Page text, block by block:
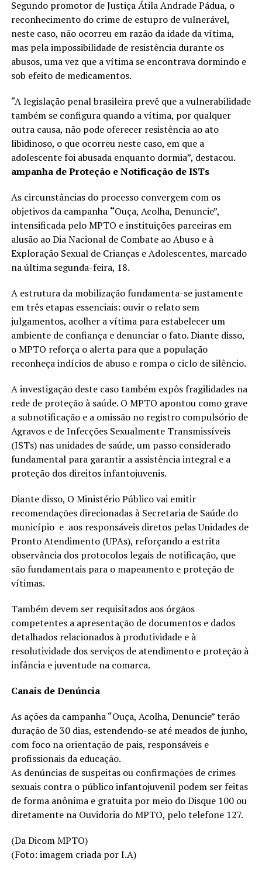
Segundo promotor de Justiça Átila Andrade Pádua, o
reconhecimento do crime de estupro de vulnerável,
neste caso, não ocorreu em razão da idade da vítima,
mas pela impossibilidade de resistência durante os
abusos, uma vez que a vítima se encontrava dormindo e
sob efeito de medicamentos.
“A legislação penal brasileira prevê que a vulnerabilidade
também se configura quando a vítima, por qualquer
outra causa, não pode oferecer resistência ao ato
libidinoso, o que ocorreu neste caso, em que a
adolescente foi abusada enquanto dormia”, destacou.
ampanha de Proteção e Notificação de ISTs
As circunstâncias do processo convergem com os
objetivos da campanha “Ouça, Acolha, Denuncie”,
intensificada pelo MPTO e instituições parceiras em
alusão ao Dia Nacional de Combate ao Abuso e à
Exploração Sexual de Crianças e Adolescentes, marcado
na última segunda-feira, 18.
A estrutura da mobilização fundamenta-se justamente
em três etapas essenciais: ouvir o relato sem
julgamentos, acolher a vítima para estabelecer um
ambiente de confiança e denunciar o fato. Diante disso,
o MPTO reforça o alerta para que a população
reconheça indícios de abuso e rompa o ciclo de silêncio.
A investigação deste caso também expôs fragilidades na
rede de proteção à saúde. O MPTO apontou como grave
a subnotificação e a omissão no registro compulsório de
Agravos e de Infecções Sexualmente Transmissíveis
(ISTs) nas unidades de saúde, um passo considerado
fundamental para garantir a assistência integral e a
proteção dos direitos infantojuvenis.
Diante disso, O Ministério Público vai emitir
recomendações direcionadas à Secretaria de Saúde do
município e aos responsáveis diretos pelas Unidades de
Pronto Atendimento (UPAs), reforçando a estrita
observância dos protocolos legais de notificação, que
são fundamentais para o mapeamento e proteção de
vítimas.
Também devem ser requisitados aos órgãos
competentes a apresentação de documentos e dados
detalhados relacionados à produtividade e à
resolutividade dos serviços de atendimento e proteção à
infância e juventude na comarca.
Canais de Denúncia
As ações da campanha “Ouça, Acolha, Denuncie” terão
duração de 30 dias, estendendo-se até meados de junho,
com foco na orientação de pais, responsáveis e
profissionais da educação.
As denúncias de suspeitas ou confirmações de crimes
sexuais contra o público infantojuvenil podem ser feitas
de forma anônima e gratuita por meio do Disque 100 ou
diretamente na Ouvidoria do MPTO, pelo telefone 127.
(Da Dicom MPTO)
(Foto: imagem criada por I.A)